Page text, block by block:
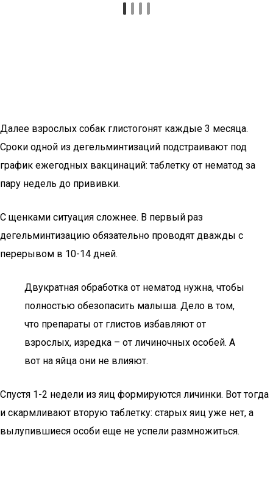
Далее взрослых собак глистогонят каждые 3 месяца.
Сроки одной из дегельминтизаций подстраивают под
график ежегодных вакцинаций: таблетку от нематод за
пару недель до прививки.
С щенками ситуация сложнее. В первый раз
дегельминтизацию обязательно проводят дважды с
перерывом в 10-14 дней.
Двукратная обработка от нематод нужна, чтобы
полностью обезопасить малыша. Дело в том,
что препараты от глистов избавляют от
взрослых, изредка – от личиночных особей. А
вот на яйца они не влияют.
Спустя 1-2 недели из яиц формируются личинки. Вот тогда
и скармливают вторую таблетку: старых яиц уже нет, а
вылупившиеся особи еще не успели размножиться.